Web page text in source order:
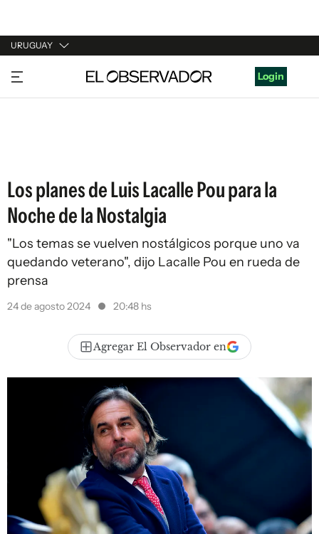
URUGUAY
URUGUAY
ARGENTINA
Login
Los planes de Luis Lacalle Pou para la
Noche de la Nostalgia
"Los temas se vuelven nostálgicos porque uno va
quedando veterano", dijo Lacalle Pou en rueda de
prensa
24 de agosto 2024 20:48 hs
Agregar El Observador en